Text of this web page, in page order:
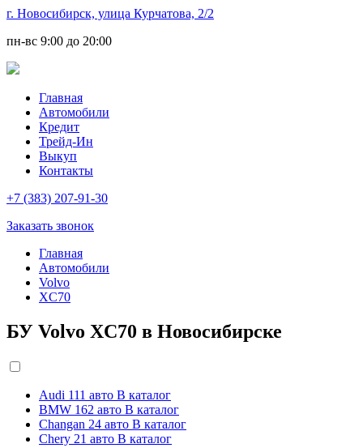
г. Новосибирск, улица Курчатова, 2/2
пн-вс 9:00 до 20:00
Главная
Автомобили
Кредит
Трейд-Ин
Выкуп
Контакты
+7 (383) 207-91-30
Заказать звонок
Главная
Автомобили
Volvo
XC70
БУ Volvo XC70 в Новосибирске
Audi 111 авто В каталог
BMW 162 авто В каталог
Changan 24 авто В каталог
Chery 21 авто В каталог